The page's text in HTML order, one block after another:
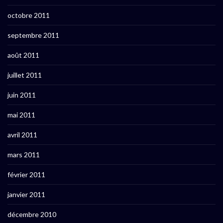
octobre 2011
septembre 2011
août 2011
juillet 2011
juin 2011
mai 2011
avril 2011
mars 2011
février 2011
janvier 2011
décembre 2010